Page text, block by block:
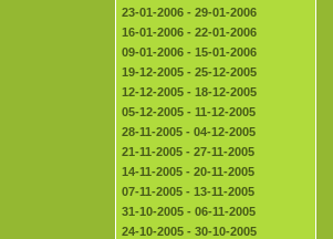
23-01-2006 - 29-01-2006
16-01-2006 - 22-01-2006
09-01-2006 - 15-01-2006
19-12-2005 - 25-12-2005
12-12-2005 - 18-12-2005
05-12-2005 - 11-12-2005
28-11-2005 - 04-12-2005
21-11-2005 - 27-11-2005
14-11-2005 - 20-11-2005
07-11-2005 - 13-11-2005
31-10-2005 - 06-11-2005
24-10-2005 - 30-10-2005